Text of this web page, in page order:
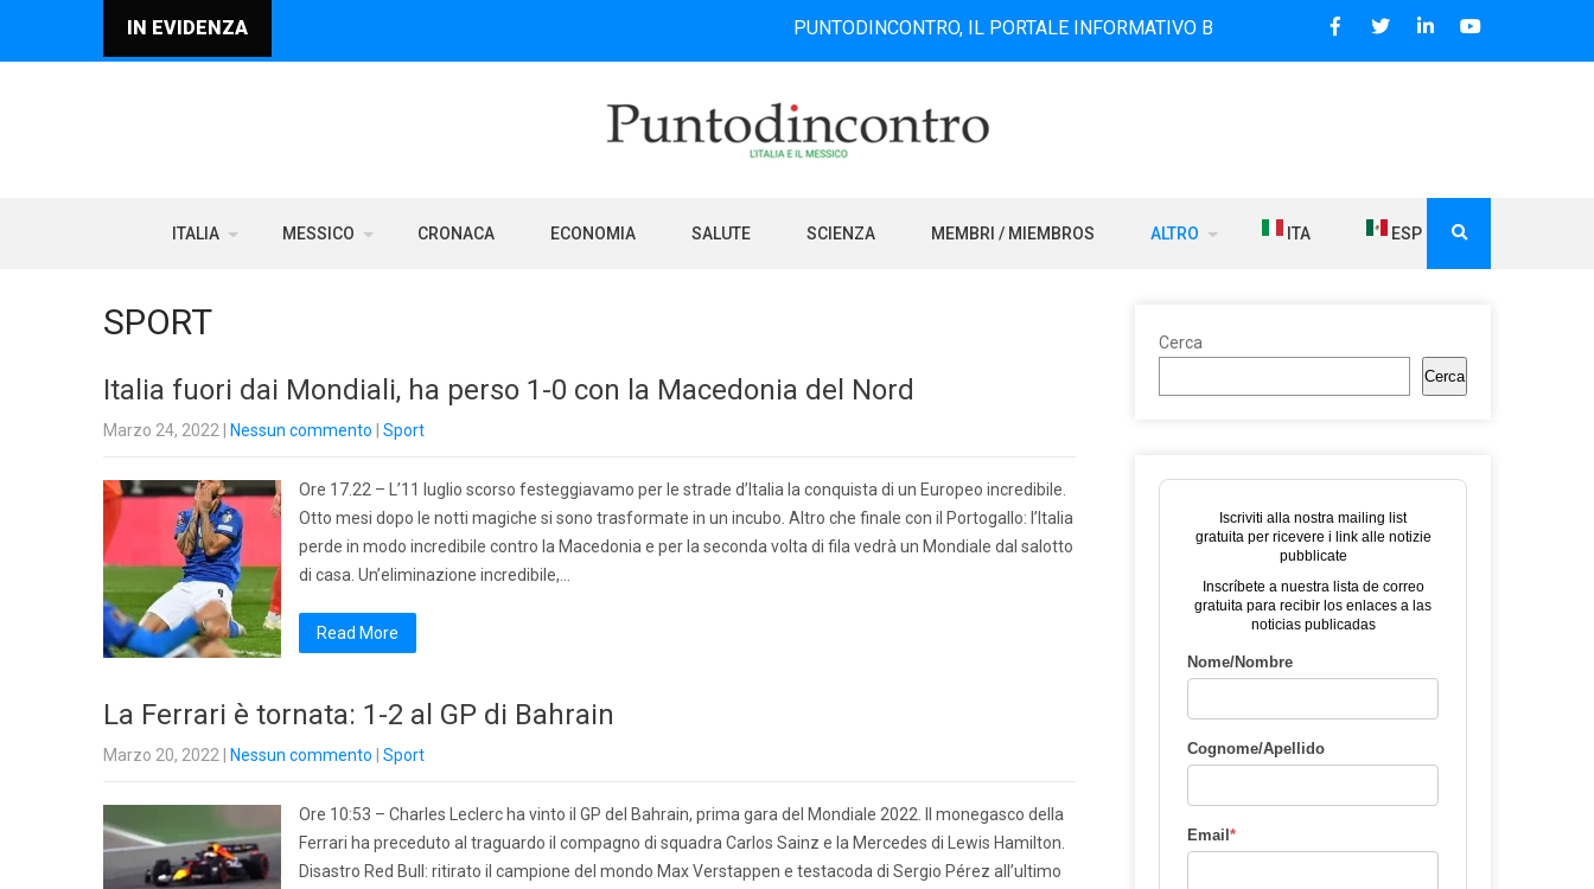
IN EVIDENZA PUNTODINCONTRO, IL PORTALE INFORMATIVO BILINGUE CHE DAL 2006 DIFFONDE NOTIZIE SUI
ITALIA MESSICO CRONACA ECONOMIA SALUTE SCIENZA MEMBRI / MIEMBROS ALTRO ITA ESP
SPORT
Italia fuori dai Mondiali, ha perso 1-0 con la Macedonia del Nord
Marzo 24, 2022 Nessun commento Sport
Ore 17.22 – L’11 luglio scorso festeggiavamo per le strade d’Italia la conquista di un Europeo incredibile.
Otto mesi dopo le notti magiche si sono trasformate in un incubo. Altro che finale con il Portogallo: l’Italia
perde in modo incredibile contro la Macedonia e per la seconda volta di fila vedrà un Mondiale dal salotto
di casa. Un’eliminazione incredibile,…
Read More
La Ferrari è tornata: 1-2 al GP di Bahrain
Marzo 20, 2022 Nessun commento Sport
Ore 10:53 – Charles Leclerc ha vinto il GP del Bahrain, prima gara del Mondiale 2022. Il monegasco della
Ferrari ha preceduto al traguardo il compagno di squadra Carlos Sainz e la Mercedes di Lewis Hamilton.
Disastro Red Bull: ritirato il campione del mondo Max Verstappen e testacoda di Sergio Pérez all’ultimo
Cerca
Cerca
Iscriviti alla nostra mailing list
gratuita per ricevere i link alle notizie
pubblicate
Inscríbete a nuestra lista de correo
gratuita para recibir los enlaces a las
noticias publicadas
Nome/Nombre
Cognome/Apellido
Email *